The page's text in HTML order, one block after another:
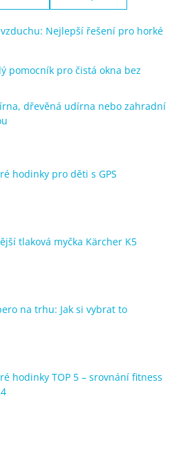
Nejlepší řešení pro horké
pomocník pro čistá okna bez
dřevěná udírna nebo zahradní
hodinky pro děti s GPS
tlaková myčka Kärcher K5
na trhu: Jak si vybrat to
hodinky TOP 5 – srovnání fitness